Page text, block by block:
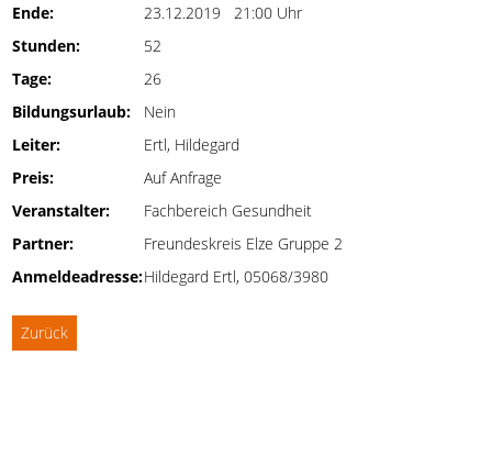
Ende:
23.12.2019 21:00 Uhr
Stunden:
52
Tage:
26
Bildungsurlaub:
Nein
Leiter:
Ertl, Hildegard
Preis:
Auf Anfrage
Veranstalter:
Fachbereich Gesundheit
Partner:
Freundeskreis Elze Gruppe 2
Anmeldeadresse:Hildegard Ertl, 05068/3980
Zurück